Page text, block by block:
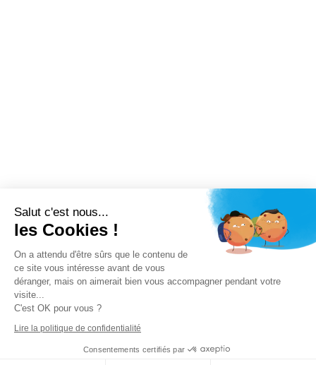
Salut c'est nous...
les Cookies !
On a attendu d'être sûrs que le contenu de
ce site vous intéresse avant de vous
déranger, mais on aimerait bien vous accompagner pendant votre
visite...
C'est OK pour vous ?
Lire la politique de confidentialité
Consentements certifiés par